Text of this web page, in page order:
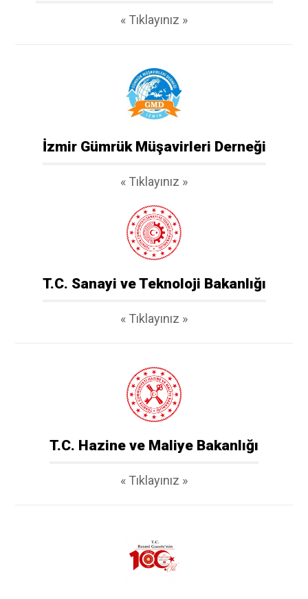
« Tıklayınız »
İzmir Gümrük Müşavirleri Derneği
« Tıklayınız »
T.C. Sanayi ve Teknoloji Bakanlığı
« Tıklayınız »
T.C. Hazine ve Maliye Bakanlığı
« Tıklayınız »